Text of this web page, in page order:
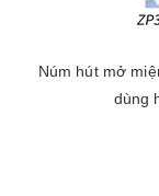
Núm hút mở
dùng